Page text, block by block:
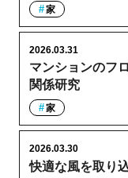
家
マンションのフ
関係研究
2026.03.31
家
快適な風を取り
2026.03.30